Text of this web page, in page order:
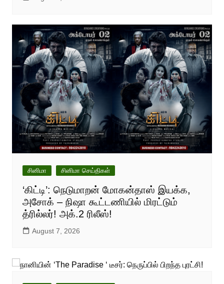
சினிமா சினிமா செய்திகள்
‘கிட்டி’: நெடுமாறன் மோகன்தாஸ் இயக்க,
அசோக் – நிஷா கூட்டணியில் மிரட்டும்
த்ரில்லர்! அக்.2 ரிலீஸ்!
August 7, 2026